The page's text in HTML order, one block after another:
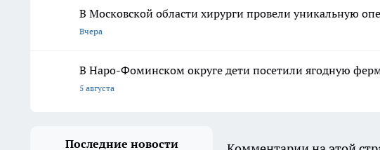
В Московской области хирурги провели уникальную
Вчера
В Наро-Фоминском округе дети посетили ягодную
5 августа
Последние новости